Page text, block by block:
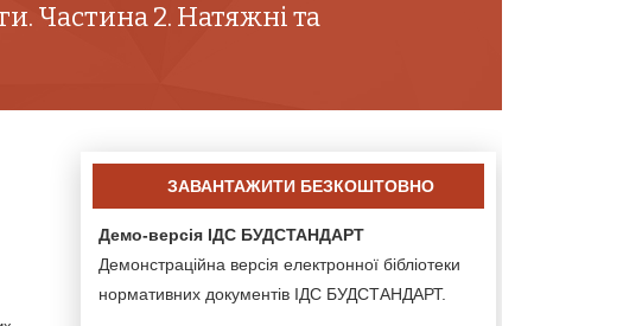
Частина 2. Натяжні та
ЗАВАНТАЖИТИ БЕЗКОШТОВНО
Демо-версія ІДС БУДСТАНДАРТ
Демонстраційна версія електронної бібліотеки
нормативних документів ІДС БУДСТАНДАРТ.